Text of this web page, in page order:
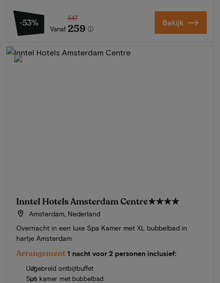
-53%
Vanaf
547
259 Bekijk
Inntel Hotels Amsterdam Centre★★★★
Amsterdam, Nederland
Overnacht in een luxe Spa Kamer met XL bubbelbad in
hartje Amsterdam
Arrangement 1 nacht voor 2 personen inclusief:
Uitgebreid ontbijtbuffet
Spa kamer met bubbelbad